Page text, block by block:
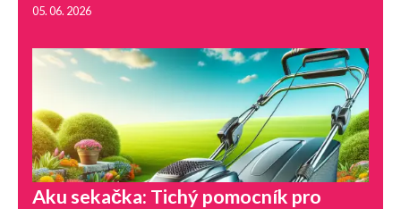
05. 06. 2026
Aku sekačka: Tichý pomocník pro